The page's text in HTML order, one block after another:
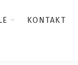
KONTAKT